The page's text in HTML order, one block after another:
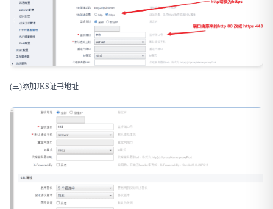
(三)添加JKS证书地址